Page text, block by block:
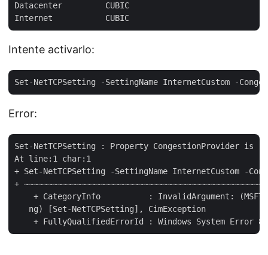
Datacenter         CUBIC
Intente activarlo:
Error:
Set-NetTCPSetting : Property CongestionProvider is
At line:1 char:1
+ Set-NetTCPSetting -SettingName InternetCustom -
+
+ CategoryInfo          : InvalidArgument:
   ng) [Set-NetTCPSetting], CimException